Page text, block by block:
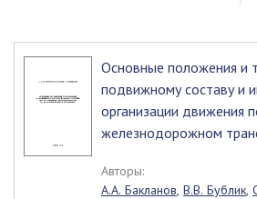
Основные положения и
подвижному составу и
организации движения
железнодорожном
Авторы:
А.А. Бакланов, В.В. Бублик,